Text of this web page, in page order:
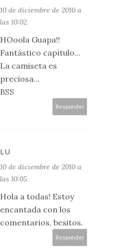
10 de diciembre de 2010 a
las 10:02
HOoola Guapa!!
Fantástico capítulo...
La camiseta es
preciosa...
BSS
Responder
LU
10 de diciembre de 2010 a
las 10:05
Hola a todas! Estoy
encantada con los
comentarios, besitos.
Responder